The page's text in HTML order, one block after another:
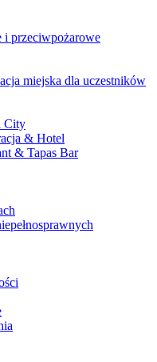
i przeciwpożarowe
miejska dla uczestników
City
& Hotel
& Tapas Bar